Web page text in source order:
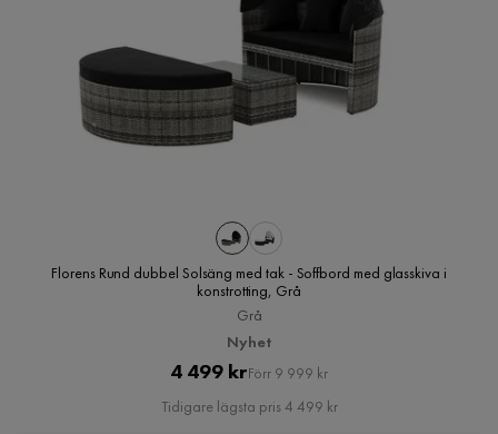
Florens Rund dubbel Solsäng med tak - Soffbord med glasskiva i
konstrotting, Grå
Grå
Nyhet
Pris
4 499 krOriginal
Pris
Förr 9 999 kr
Tidigare lägsta pris 4 499 kr